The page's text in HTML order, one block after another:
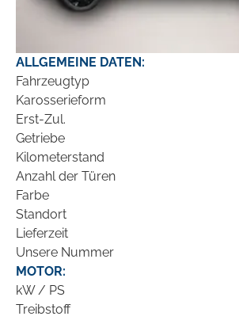
ALLGEMEINE DATEN:
Fahrzeugtyp
Karosserieform
Erst-Zul.
Getriebe
Kilometerstand
Anzahl der Türen
Farbe
Standort
Lieferzeit
Unsere Nummer
MOTOR:
kW / PS
Treibstoff